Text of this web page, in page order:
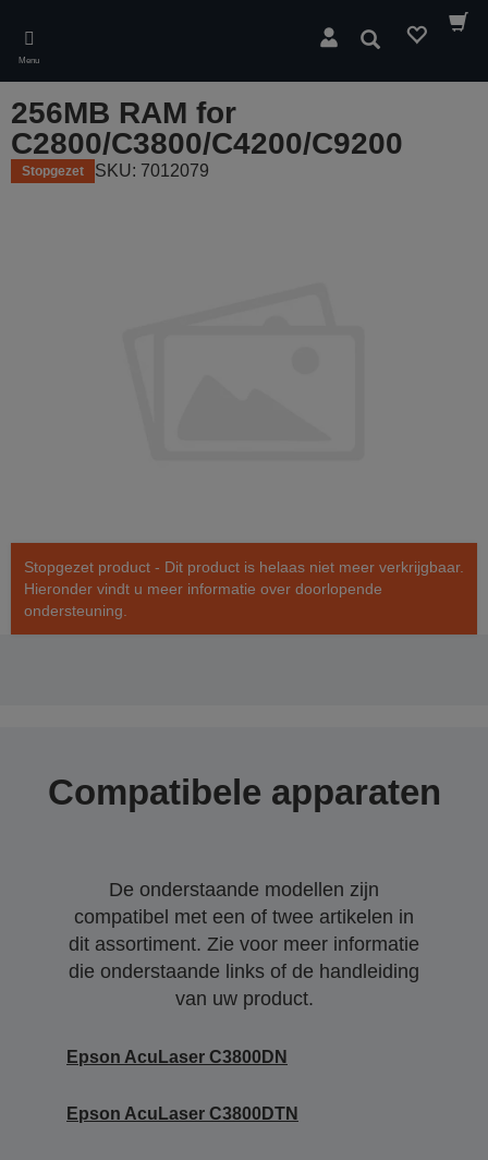
main
content
Menu
Zoeken
256MB RAM for
C2800/C3800/C4200/C9200
Stopgezet SKU: 7012079
Stopgezet product - Dit product is helaas niet meer verkrijgbaar.
Hieronder vindt u meer informatie over doorlopende
ondersteuning.
Compatibele apparaten
De onderstaande modellen zijn
compatibel met een of twee artikelen in
dit assortiment. Zie voor meer informatie
die onderstaande links of de handleiding
van uw product.
Epson AcuLaser C3800DN
Epson AcuLaser C3800DTN